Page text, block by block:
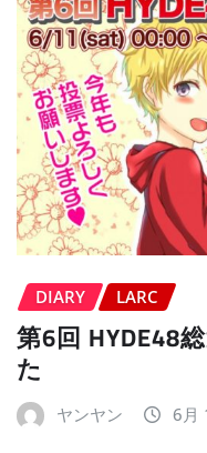
DIARY LARC
第6回 HYDE48
た
ヤンヤン 6月